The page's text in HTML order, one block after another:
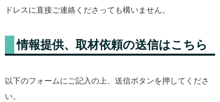
ドレスに直接ご連絡くださっても構いません。
情報提供、取材依頼の送信はこちら
以下のフォームにご記入の上、送信ボタンを押してくださ
い。